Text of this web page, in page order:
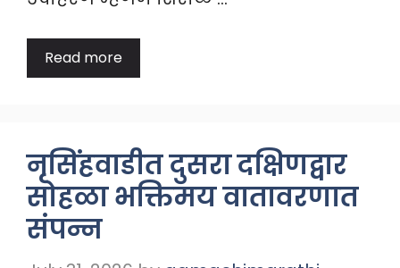
Read more
नृसिंहवाडीत दुसरा दक्षिणद्वार
सोहळा भक्तिमय वातावरणात
संपन्न